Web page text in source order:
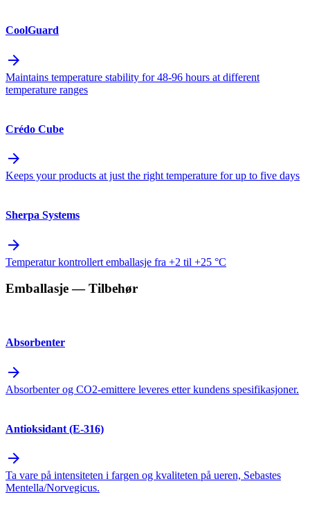
CoolGuard
arrow_forward
Maintains temperature stability for 48-96 hours at different
temperature ranges
Crédo Cube
arrow_forward
Keeps your products at just the right temperature for up to five days
Sherpa Systems
arrow_forward
Temperatur kontrollert emballasje fra +2 til +25 °C
Emballasje— Tilbehør
Absorbenter
arrow_forward
Absorbenter og CO2-emittere leveres etter kundens spesifikasjoner.
Antioksidant (E-316)
arrow_forward
Ta vare på intensiteten i fargen og kvaliteten på ueren, Sebastes
Mentella/Norvegicus.